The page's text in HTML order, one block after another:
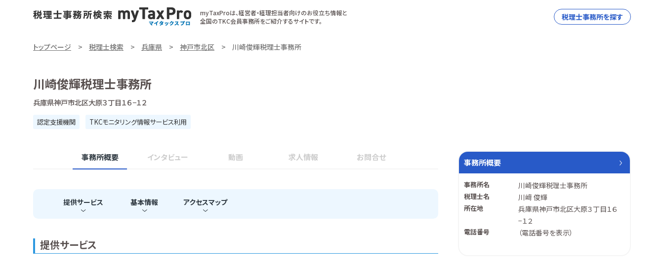
myTaxProは、経営者・経理担当者向けのお役立ち情報と
全国のTKC会員事務所をご紹介するサイトです。
税理士事務所を探す
トップページ 税理士検索 兵庫県 神戸市北区 川崎俊輝税理士事務所
川崎俊輝税理士事務所
兵庫県神戸市北区大原３丁目１６−１２
認定支援機関 TKCモニタリング情報サービス利用
事務所概要 インタビュー 動画 求人情報 お問合せ
提供サービス 基本情報 アクセスマップ
提供サービス
事務所概要
事務所名 川崎俊輝税理士事務所
税理士名 川﨑 俊輝
所在地
兵庫県神戸市北区大原３丁目１６
−１２
電話番号 （電話番号を表示）